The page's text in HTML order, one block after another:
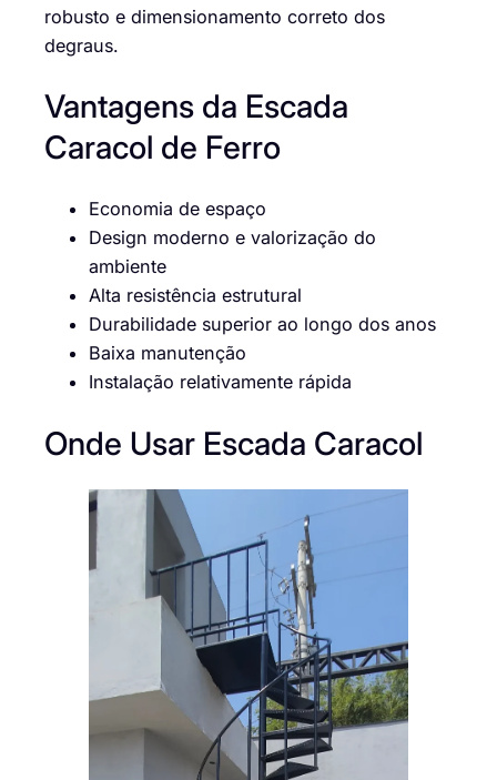
robusto e dimensionamento correto dos
degraus.
Vantagens da Escada
Caracol de Ferro
Economia de espaço
Design moderno e valorização do
ambiente
Alta resistência estrutural
Durabilidade superior ao longo dos anos
Baixa manutenção
Instalação relativamente rápida
Onde Usar Escada Caracol